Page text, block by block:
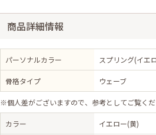
商品詳細情報
パーソナルカラー スプリング(イエ
骨格タイプ ウェーブ
※個人差がございますので、参考としてご覧く
カラー イエロー(黄)